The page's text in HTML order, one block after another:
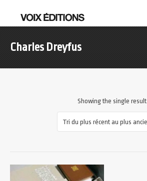
Charles Dreyfus
Showing the single result